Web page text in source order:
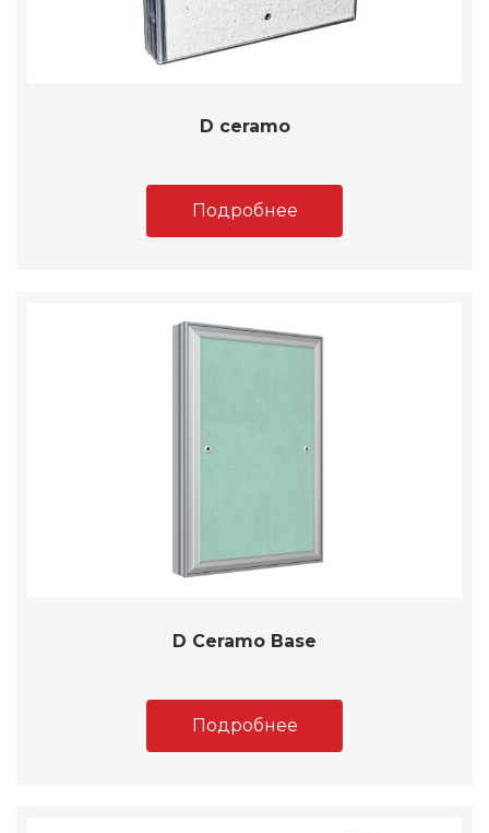
D ceramo
Подробнее
D Ceramo Base
Подробнее